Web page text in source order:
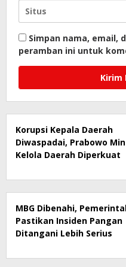
Simpan nama, email,
peramban ini untuk
Korupsi Kepala Daerah
Diwaspadai, Prabowo
Kelola Daerah Diperkuat
MBG Dibenahi,
Pastikan Insiden Pangan
Ditangani Lebih Serius